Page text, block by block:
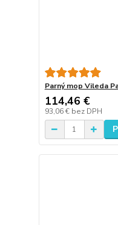
Parný mop Vileda
114,46 €
93,06 € bez DPH